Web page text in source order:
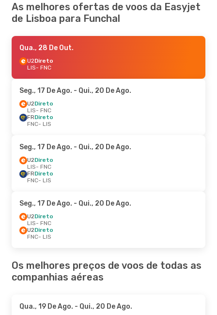
As melhores ofertas de voos da Easyjet
de Lisboa para Funchal
Qua., 28 De Out.
U2Direto
LIS- FNC
Seg., 17 De Ago. - Qui., 20 De Ago.
U2Direto
LIS- FNC
FRDireto
FNC- LIS
Seg., 17 De Ago. - Qui., 20 De Ago.
U2Direto
LIS- FNC
FRDireto
FNC- LIS
Seg., 17 De Ago. - Qui., 20 De Ago.
U2Direto
LIS- FNC
U2Direto
FNC- LIS
Os melhores preços de voos de todas as
companhias aéreas
Qua., 19 De Ago. - Qui., 20 De Ago.